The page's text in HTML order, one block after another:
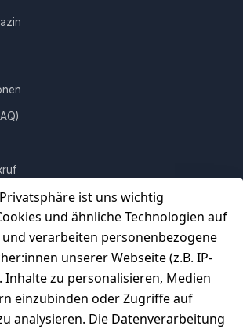
ist uns wichtig
und ähnliche Technologien auf
verarbeiten personenbezogene
unserer Webseite (z.B. IP-
Inhalte zu personalisieren, Medien
einzubinden oder Zugriffe auf
analysieren. Die Datenverarbeitung